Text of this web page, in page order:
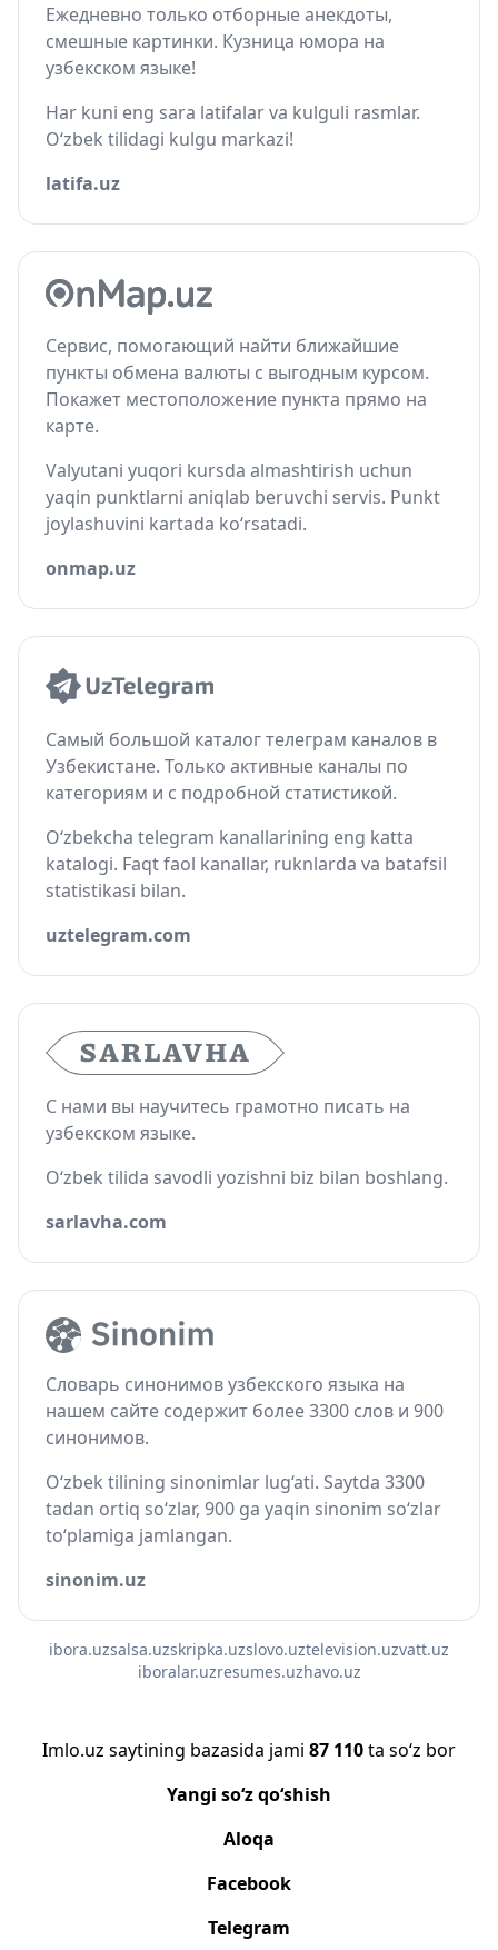
Ежедневно только отборные анекдоты,
смешные картинки. Кузница юмора на
узбекском языке!
Har kuni eng sara latifalar va kulguli rasmlar.
O‘zbek tilidagi kulgu markazi!
latifa.uz
Сервис, помогающий найти ближайшие
пункты обмена валюты с выгодным курсом.
Покажет местоположение пункта прямо на
карте.
Valyutani yuqori kursda almashtirish uchun
yaqin punktlarni aniqlab beruvchi servis. Punkt
joylashuvini kartada ko‘rsatadi.
onmap.uz
Самый большой каталог телеграм каналов в
Узбекистане. Только активные каналы по
категориям и с подробной статистикой.
O‘zbekcha telegram kanallarining eng katta
katalogi. Faqt faol kanallar, ruknlarda va batafsil
statistikasi bilan.
uztelegram.com
С нами вы научитесь грамотно писать на
узбекском языке.
O‘zbek tilida savodli yozishni biz bilan boshlang.
sarlavha.com
Словарь синонимов узбекского языка на
нашем сайте содержит более 3300 слов и 900
синонимов.
O‘zbek tilining sinonimlar lug‘ati. Saytda 3300
tadan ortiq so‘zlar, 900 ga yaqin sinonim so‘zlar
to‘plamiga jamlangan.
sinonim.uz
ibora.uzsalsa.uzskripka.uzslovo.uztelevision.uzvatt.uz
iboralar.uzresumes.uzhavo.uz
Imlo.uz saytining bazasida jami 87 110ta so‘z bor
Yangi so‘z qo‘shish
Aloqa
Facebook
Telegram